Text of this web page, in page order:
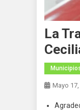
La
Mayo